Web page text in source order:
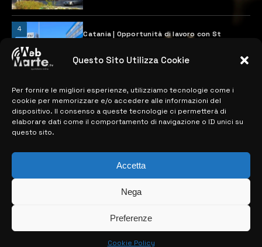
Questo Sito Utilizza Cookie
Per fornire le migliori esperienze, utilizziamo tecnologie come i
cookie per memorizzare e/o accedere alle informazioni del
dispositivo. Il consenso a queste tecnologie ci permetterà di
elaborare dati come il comportamento di navigazione o ID unici su
questo sito.
Accetta
Nega
Preferenze
Cookie Policy
4
Catania | Opportunità di lavoro con St
28 MARZO 2024
MAPPA DEL SITO
> NOTIZIE
> CONTATTI